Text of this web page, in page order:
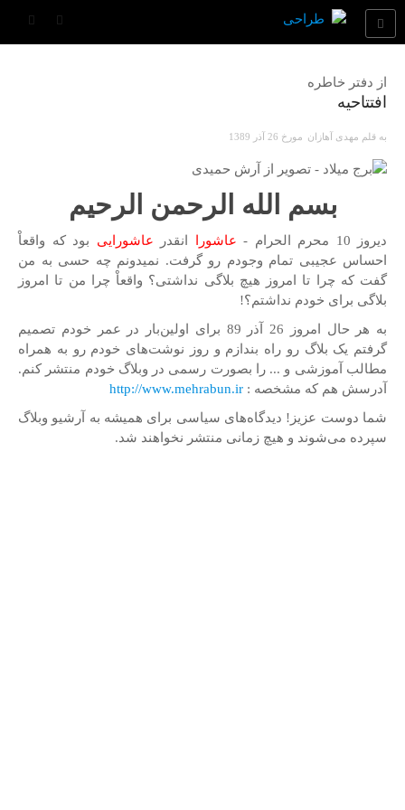
جدیدترین نوشته‌ها
مقاله
خاطره
سفر
موسیقی
فیلم
از دفتر خاطره
افتتاحیه
به قلم مهدی آهازان مورخ 26 آذر 1389
بسم الله الرحمن الرحیم
دیروز 10 محرم الحرام - عاشورا انقدر عاشورایی بود که واقعاْ
احساس عجیبی تمام وجودم رو گرفت. نمیدونم چه حسی به من
گفت که چرا تا امروز هیچ بلاگی نداشتی؟ واقعاْ چرا من تا امروز
بلاگی برای خودم نداشتم؟!
به هر حال امروز 26 آذر 89 برای اولین‌بار در عمر خودم تصمیم
گرفتم یک بلاگ رو راه بندازم و روز نوشت‌های خودم رو به همراه
مطالب آموزشی و ... را بصورت رسمی در وبلاگ خودم منتشر کنم.
آدرسش هم که مشخصه : http://www.mehrabun.ir
شما دوست عزیز! دیدگاه‌های سیاسی برای همیشه به آرشیو وبلاگ
سپرده می‌شوند و هیچ زمانی منتشر نخواهند شد.